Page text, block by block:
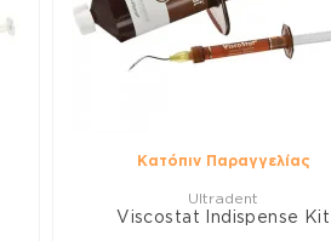
Κατόπιν Παραγγελίας
Ultradent
Viscostat Indispense Kit